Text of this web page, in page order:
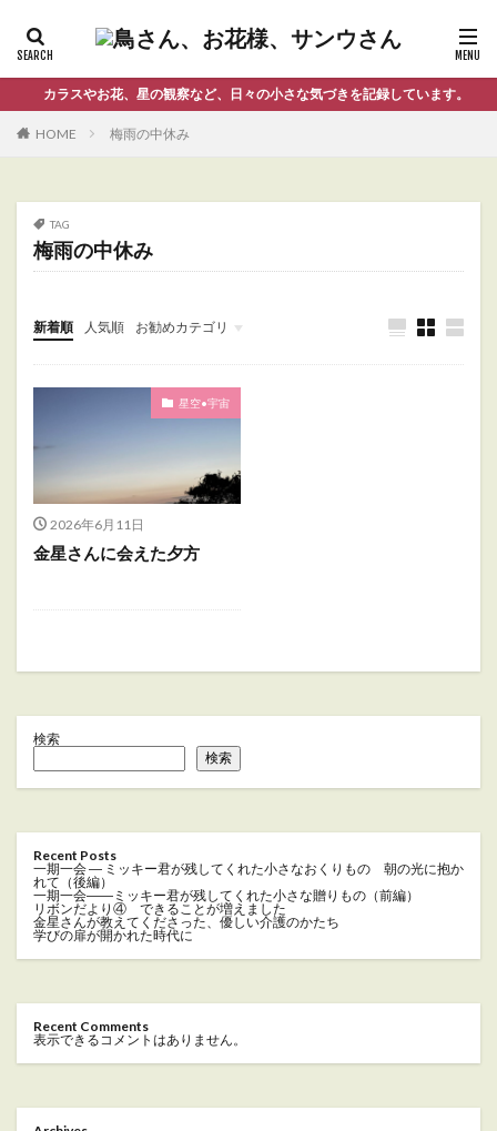
カラスやお花、星の観察など、日々の小さな気づきを記録しています。
HOME 梅雨の中休み
TAG
梅雨の中休み
新着順 人気順 お勧めカテゴリ
Uncategorized
星空•宇宙
2026年6月11日
金星さんに会えた夕方
検索
検索
Recent Posts
一期一会 ― ミッキー君が残してくれた小さなおくりもの 朝の光に抱か
れて（後編）
一期一会――ミッキー君が残してくれた小さな贈りもの（前編）
リボンだより④ できることが増えました
金星さんが教えてくださった、優しい介護のかたち
学びの扉が開かれた時代に
Recent Comments
表示できるコメントはありません。